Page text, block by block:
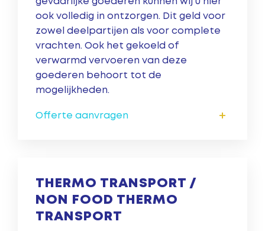
ook volledig in ontzorgen. Dit geld voor
zowel deelpartijen als voor complete
vrachten. Ook het gekoeld of
verwarmd vervoeren van deze
goederen behoort tot de
mogelijkheden.
Offerte aanvragen +
THERMO TRANSPORT /
NON FOOD THERMO
TRANSPORT